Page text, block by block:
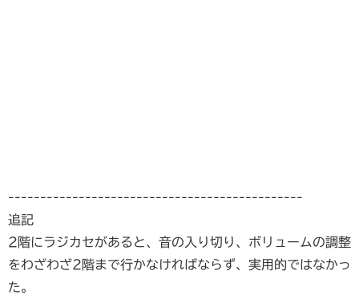
----------------------------------------------
追記
2階にラジカセがあると、音の入り切り、ボリュームの調整
をわざわざ2階まで行かなければならず、実用的ではなかっ
た。